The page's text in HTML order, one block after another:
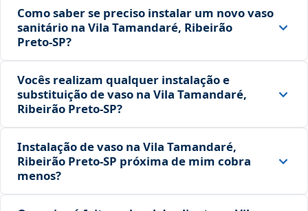
Como saber se preciso instalar um novo vaso
sanitário na Vila Tamandaré, Ribeirão
Preto‑SP?
Vocês realizam qualquer instalação e
substituição de vaso na Vila Tamandaré,
Ribeirão Preto‑SP?
Instalação de vaso na Vila Tamandaré,
Ribeirão Preto‑SP próxima de mim cobra
menos?